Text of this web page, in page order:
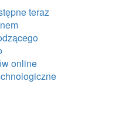
teraz
online